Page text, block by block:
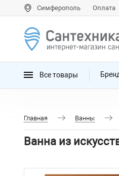
Симферополь Оплата
Все товары
Главная Ванны
Ванна из